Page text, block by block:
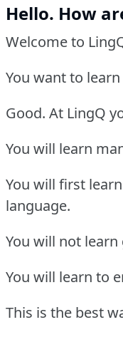
Hello. How
Welcome to
You want to
Good. At LingQ
You will learn
You will first
language.
You will not
You will learn to
This is the best